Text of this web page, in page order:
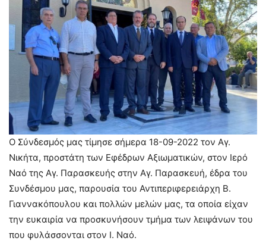
Ο Σύνδεσμός μας τίμησε σήμερα 18-09-2022 τον Αγ.
Νικήτα, προστάτη των Εφέδρων Αξιωματικών, στον Ιερό
Ναό της Αγ. Παρασκευής στην Αγ. Παρασκευή, έδρα του
Συνδέσμου μας, παρουσία του Αντιπεριφερειάρχη Β.
Γιαννακόπουλου και πολλών μελών μας, τα οποία είχαν
την ευκαιρία να προσκυνήσουν τμήμα των λειψάνων του
που φυλάσσονται στον Ι. Ναό.